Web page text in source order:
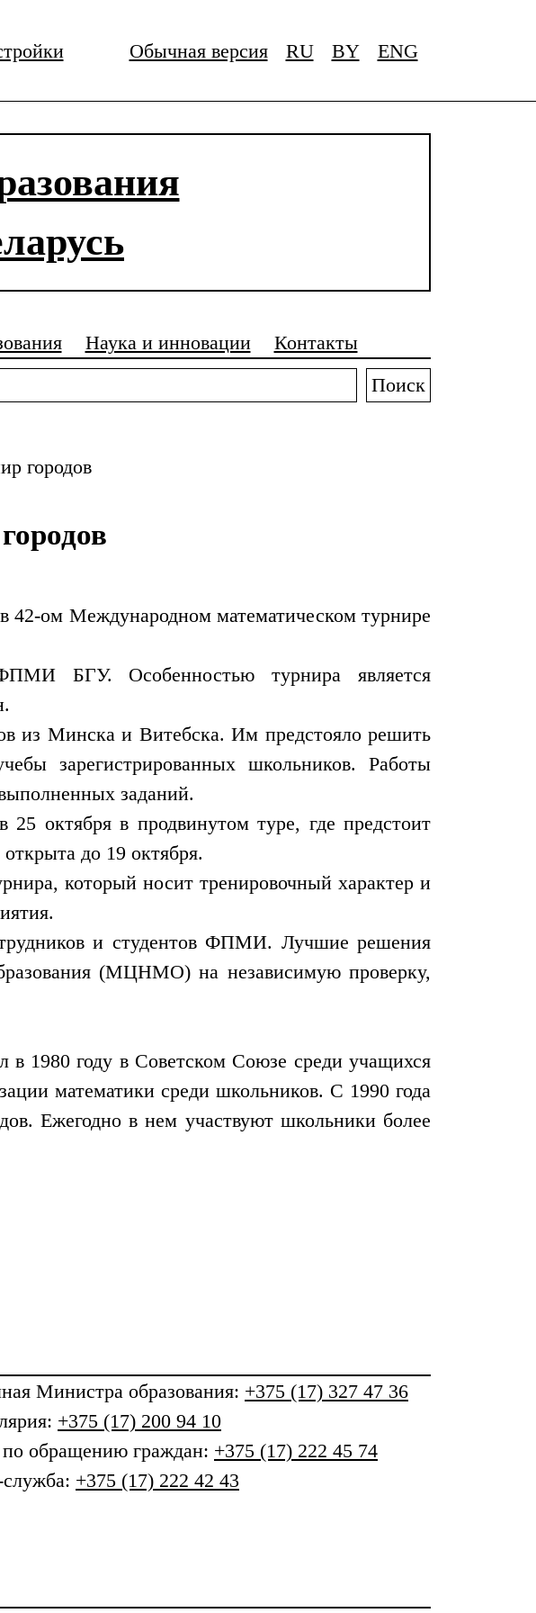
Обычная версия RU BY ENG
Наука и инновации
Контакты
Поиск
городов
42-ом Международном математическом турнире
БГУ. Особенностью турнира является
из Минска и Витебска. Им предстояло решить
зарегистрированных школьников. Работы
заданий.
октября в продвинутом туре, где предстоит
до 19 октября.
который носит тренировочный характер и
и студентов ФПМИ. Лучшие решения
(МЦНМО) на независимую проверку,
1980 году в Советском Союзе среди учащихся
математики среди школьников. С 1990 года
Ежегодно в нем участвуют школьники более
Министра образования: +375 (17) 327 47 36
+375 (17) 200 94 10
обращению граждан: +375 (17) 222 45 74
+375 (17) 222 42 43